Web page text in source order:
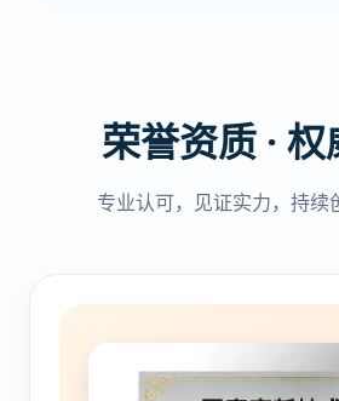
荣誉资质 ·
专业认可，见证实力，持续